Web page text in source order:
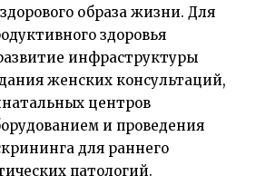
образа жизни. Для
здоровья
инфраструктуры
женских консультаций,
центров
и проведения
для раннего
патологий.